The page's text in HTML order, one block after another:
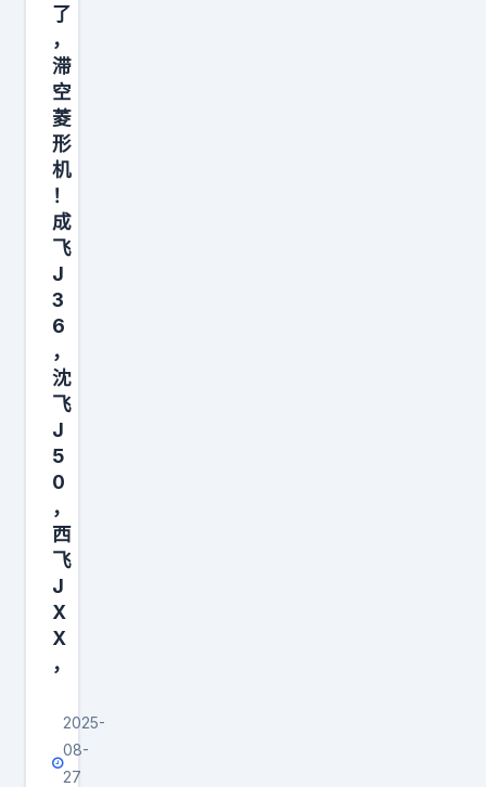
多
人
心
里
就
明
白
了
：
不
管
上
了
，
滞
空
菱
形
机
！
成
飞
J
3
6
，
沈
飞
J
5
0
，
西
飞
J
X
X
，
2025-
08-
27